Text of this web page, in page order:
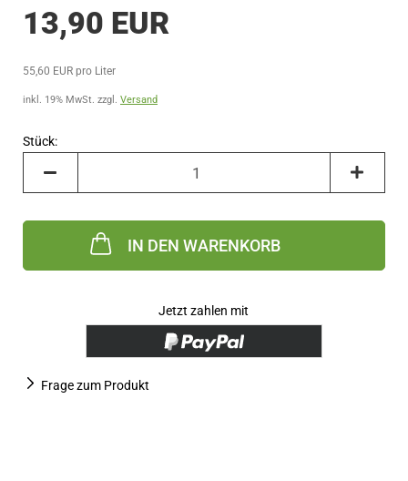
13,90 EUR
55,60 EUR pro Liter
inkl. 19% MwSt. zzgl. Versand
Stück:
IN DEN WARENKORB
Jetzt zahlen mit
Frage zum Produkt